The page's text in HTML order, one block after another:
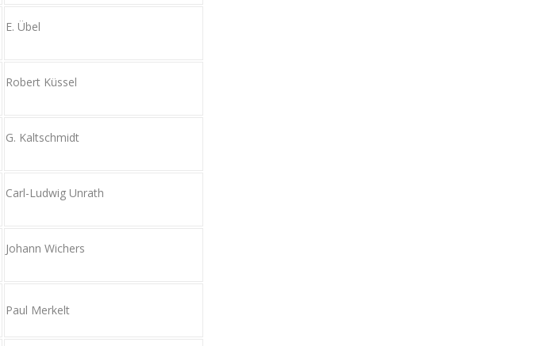
E. Übel
Robert Küssel
G. Kaltschmidt
Carl-Ludwig Unrath
Johann Wichers
Paul Merkelt